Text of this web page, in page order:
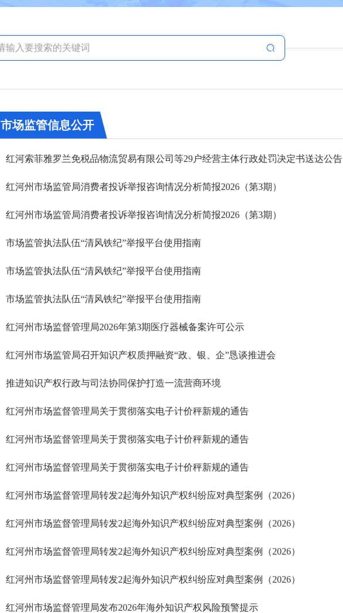
市场监管信息公开
红河索菲雅罗兰免税品物流贸易有限公司等29户经营主体行政处罚决定书送达公告
红河州市场监管局消费者投诉举报咨询情况分析简报2026（第3期）
红河州市场监管局消费者投诉举报咨询情况分析简报2026（第3期）
市场监管执法队伍“清风铁纪”举报平台使用指南
市场监管执法队伍“清风铁纪”举报平台使用指南
市场监管执法队伍“清风铁纪”举报平台使用指南
红河州市场监督管理局2026年第3期医疗器械备案许可公示
红河州市场监管局召开知识产权质押融资“政、银、企”恳谈推进会
推进知识产权行政与司法协同保护打造一流营商环境
红河州市场监督管理局关于贯彻落实电子计价秤新规的通告
红河州市场监督管理局关于贯彻落实电子计价秤新规的通告
红河州市场监督管理局关于贯彻落实电子计价秤新规的通告
红河州市场监督管理局转发2起海外知识产权纠纷应对典型案例（2026）
红河州市场监督管理局转发2起海外知识产权纠纷应对典型案例（2026）
红河州市场监督管理局转发2起海外知识产权纠纷应对典型案例（2026）
红河州市场监督管理局转发2起海外知识产权纠纷应对典型案例（2026）
红河州市场监督管理局发布2026年海外知识产权风险预警提示